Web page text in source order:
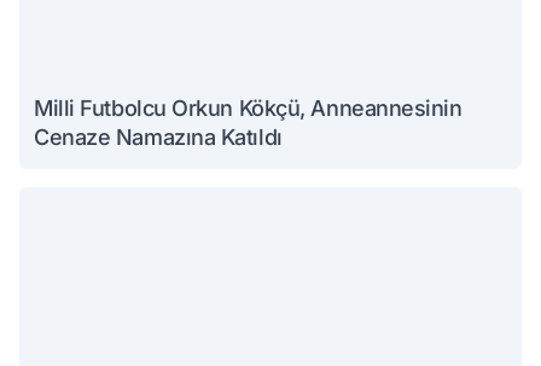
Milli Futbolcu Orkun Kökçü, Anneannesinin
Cenaze Namazına Katıldı